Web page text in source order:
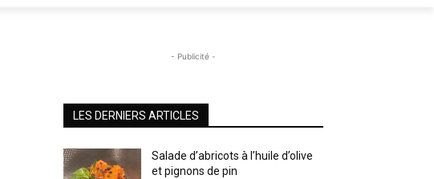
- Publicité -
LES DERNIERS ARTICLES
Salade d’abricots à l’huile d’olive
et pignons de pin